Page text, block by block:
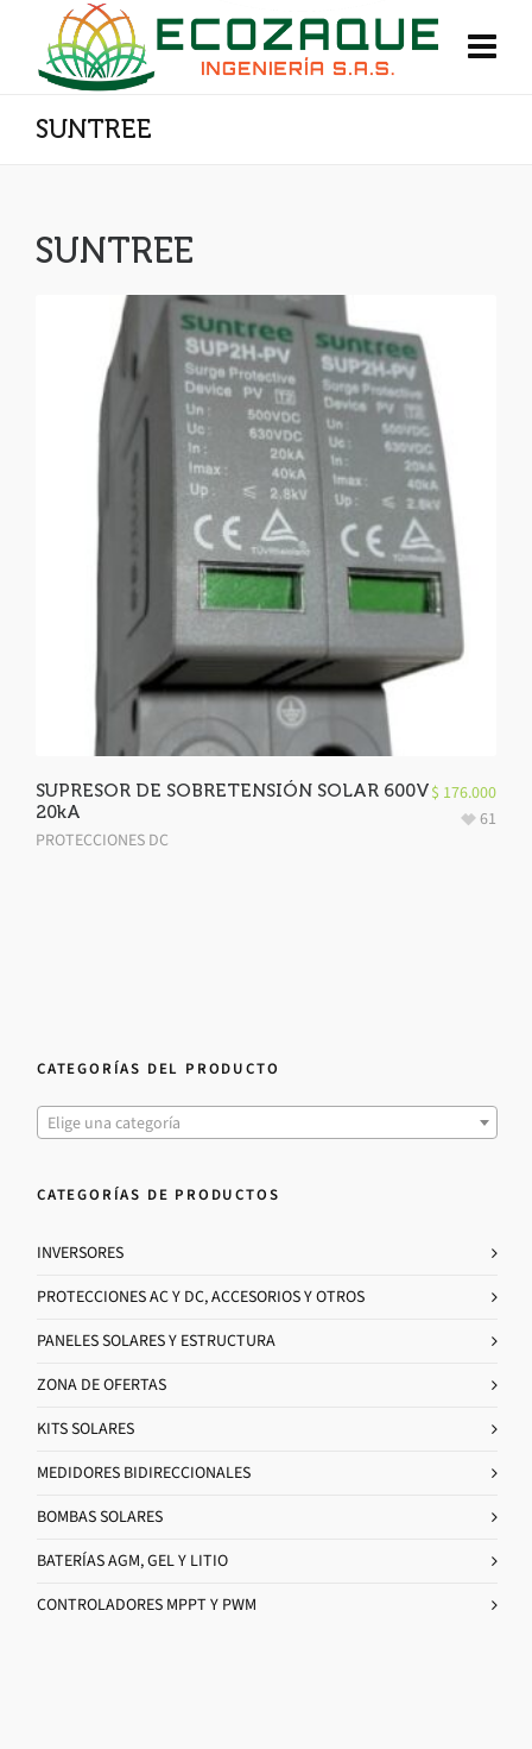
SUNTREE
SUNTREE
SUPRESOR DE SOBRETENSIÓN SOLAR 600V
20kA
PROTECCIONES DC
$ 176.000
61
CATEGORÍAS DEL PRODUCTO
Elige una categoría
CATEGORÍAS DE PRODUCTOS
INVERSORES
PROTECCIONES AC Y DC, ACCESORIOS Y OTROS
PANELES SOLARES Y ESTRUCTURA
ZONA DE OFERTAS
KITS SOLARES
MEDIDORES BIDIRECCIONALES
BOMBAS SOLARES
BATERÍAS AGM, GEL Y LITIO
CONTROLADORES MPPT Y PWM